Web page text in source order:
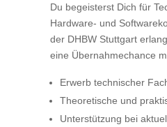
Du begeisterst Dich für
Hardware- und
der DHBW Stuttgart
eine Übernahmechance
Erwerb technischer
Theoretische und
Unterstützung bei